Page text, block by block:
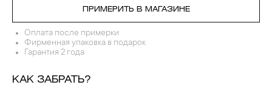
ПРИМЕРИТЬ В МАГАЗИНЕ
Оплата после примерки
Фирменная упаковка в подарок
Гарантия 2 года
КАК ЗАБРАТЬ?